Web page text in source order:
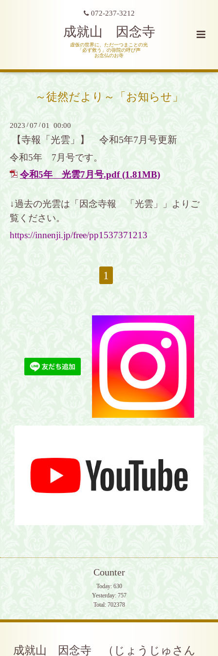
072-237-3212
成就山 因念寺
虚仮の世界に、ただ一つまことの光
「必ず救う」の弥陀の呼び声
お念仏のお寺
～徒然だより～「お知らせ」
2023 /07 /01 00:00
【寺報「光雲」】 令和5年7月号更新
令和5年 7月号です。
令和5年 光雲7月号.pdf(1.81MB)
↓過去の光雲は「因念寺報 「光雲」」よりご
覧ください。
https://innenji.jp/free/pp1537371213
1
Counter
Today: 630
Yesterday: 757
Total: 702378
成就山 因念寺 （じょうじゅさん